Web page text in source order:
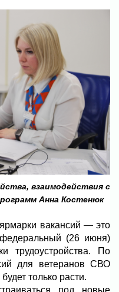
взаимодействия с
Анна Костенюк
вакансий — это
(26 июня)
трудоустройства. По
для ветеранов СВО
только расти.
под новые